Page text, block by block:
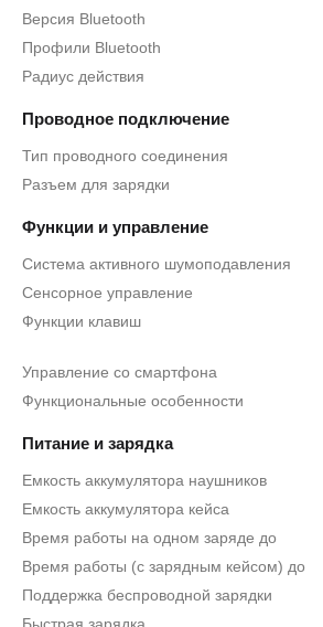
Версия Bluetooth
Профили Bluetooth
Радиус действия
Проводное подключение
Тип проводного соединения
Разъем для зарядки
Функции и управление
Система активного шумоподавления
Сенсорное управление
Функции клавиш
Управление со смартфона
Функциональные особенности
Питание и зарядка
Емкость аккумулятора наушников
Емкость аккумулятора кейса
Время работы на одном заряде до
Время работы (с зарядным кейсом) до
Поддержка беспроводной зарядки